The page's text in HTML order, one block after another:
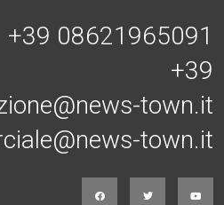
+39 08621965091
+39
town.it
town.it